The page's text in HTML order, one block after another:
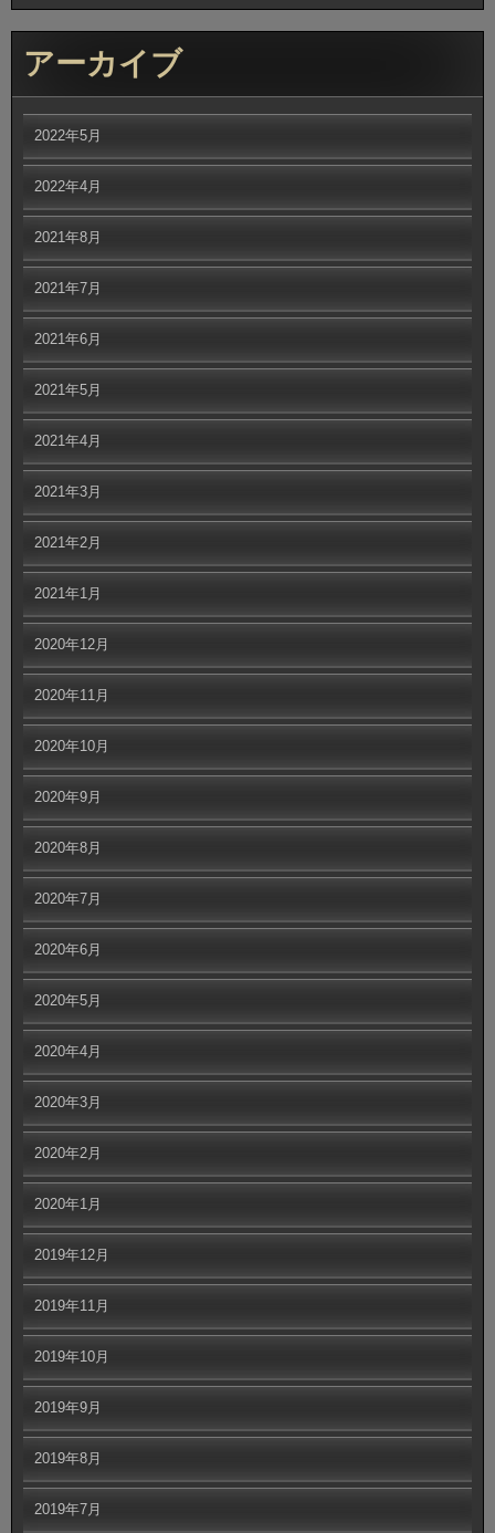
アーカイブ
2022年5月
2022年4月
2021年8月
2021年7月
2021年6月
2021年5月
2021年4月
2021年3月
2021年2月
2021年1月
2020年12月
2020年11月
2020年10月
2020年9月
2020年8月
2020年7月
2020年6月
2020年5月
2020年4月
2020年3月
2020年2月
2020年1月
2019年12月
2019年11月
2019年10月
2019年9月
2019年8月
2019年7月